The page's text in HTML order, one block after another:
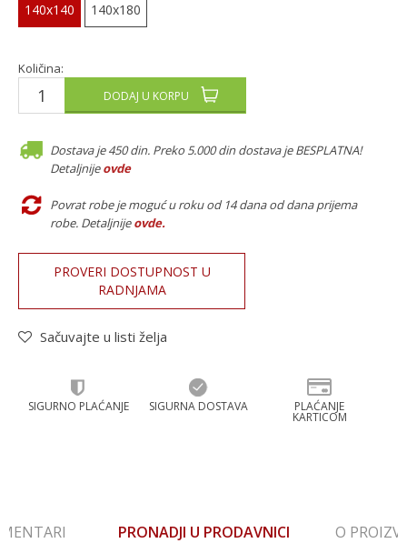
140x140 140x180
Količina:
DODAJ U KORPU
Dostava je 450 din. Preko 5.000 din dostava je BESPLATNA!
Detaljnijeovde
Povrat robe je moguć u roku od 14 dana od dana prijema
robe. Detaljnije ovde.
PROVERI DOSTUPNOST U
RADNJAMA
Sačuvajte u listi želja
SIGURNO PLAĆANJE SIGURNA DOSTAVA PLAĆANJE
KARTICOM
PRONADJI U PRODAVNICI O